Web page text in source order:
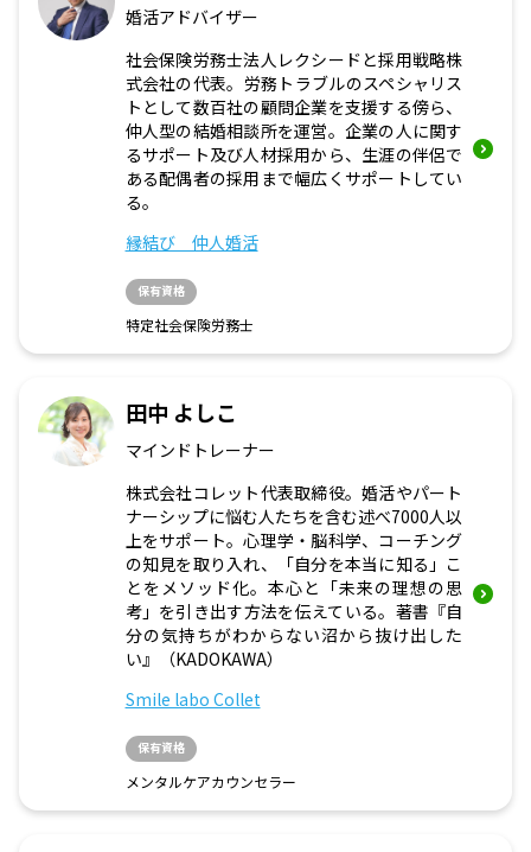
婚活アドバイザー
社会保険労務士法人レクシードと採用戦略株
式会社の代表。労務トラブルのスペシャリス
トとして数百社の顧問企業を支援する傍ら、
仲人型の結婚相談所を運営。企業の人に関す
るサポート及び人材採用から、生涯の伴侶で
ある配偶者の採用まで幅広くサポートしてい
る。
縁結び 仲人婚活
保有資格
特定社会保険労務士
田中 よしこ
マインドトレーナー
株式会社コレット代表取締役。婚活やパート
ナーシップに悩む人たちを含む述べ7000人以
上をサポート。心理学・脳科学、コーチング
の知見を取り入れ、「自分を本当に知る」こ
とをメソッド化。本心と「未来の理想の思
考」を引き出す方法を伝えている。著書『自
分の気持ちがわからない沼から抜け出した
い』（KADOKAWA）
Smile labo Collet
保有資格
メンタルケアカウンセラー